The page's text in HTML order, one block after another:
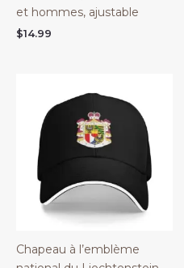
et hommes, ajustable
$14.99
Chapeau à l’emblème